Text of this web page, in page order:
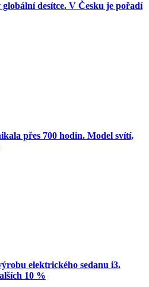
desítce. V Česku je pořadí
přes 700 hodin. Model svítí,
elektrického sedanu i3.
10 %